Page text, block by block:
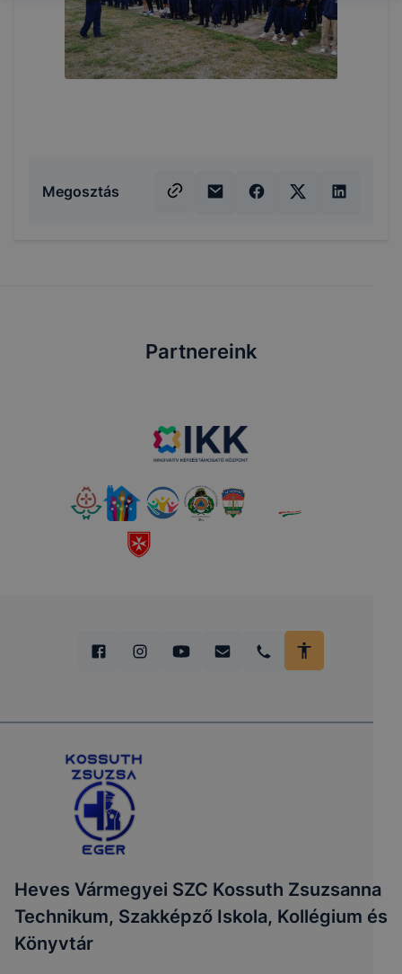
Megosztás
Partnereink
Heves Vármegyei SZC Kossuth Zsuzsanna
Technikum, Szakképző Iskola, Kollégium és
Könyvtár